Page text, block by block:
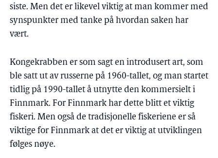
siste. Men det er likevel viktig at man kommer med
synspunkter med tanke på hvordan saken har
vært.
Kongekrabben er som sagt en introdusert art, som
ble satt ut av russerne på 1960-tallet, og man startet
tidlig på 1990-tallet å utnytte den kommersielt i
Finnmark. For Finnmark har dette blitt et viktig
fiskeri. Men også de tradisjonelle fiskeriene er så
viktige for Finnmark at det er viktig at utviklingen
følges nøye.